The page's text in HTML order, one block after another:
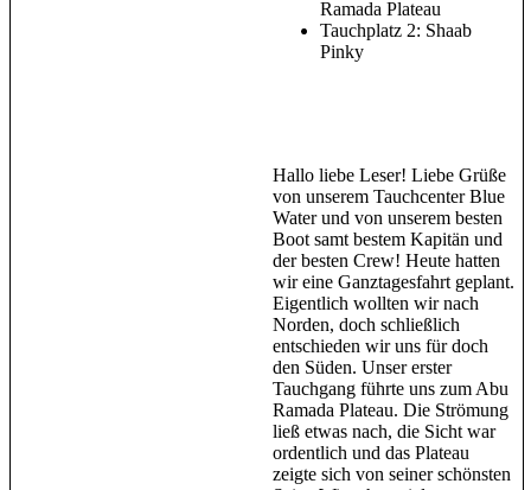
Ramada Plateau
Tauchplatz 2: Shaab
Pinky
Hallo liebe Leser! Liebe Grüße
von unserem Tauchcenter Blue
Water und von unserem besten
Boot samt bestem Kapitän und
der besten Crew! Heute hatten
wir eine Ganztagesfahrt geplant.
Eigentlich wollten wir nach
Norden, doch schließlich
entschieden wir uns für doch
den Süden. Unser erster
Tauchgang führte uns zum Abu
Ramada Plateau. Die Strömung
ließ etwas nach, die Sicht war
ordentlich und das Plateau
zeigte sich von seiner schönsten